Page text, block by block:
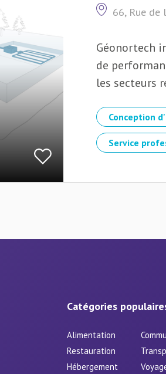
66, Rue de
Géonortech
de
les secteurs
Conception
Service
Catégories
Alimentation
Restauration
Hébergement